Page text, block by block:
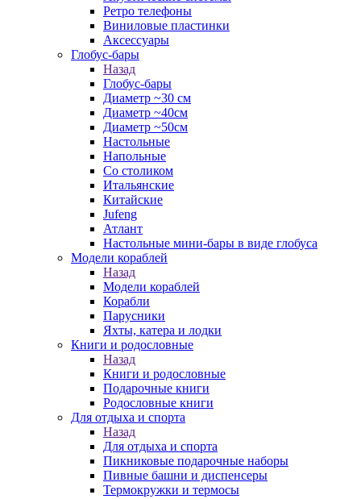
Ретро телефоны
Виниловые пластинки
Аксессуары
Глобус-бары
Назад
Глобус-бары
Диаметр ~30 см
Диаметр ~40см
Диаметр ~50см
Настольные
Напольные
Со столиком
Итальянские
Китайские
Jufeng
Атлант
Настольные мини-бары в виде глобуса
Модели кораблей
Назад
Модели кораблей
Корабли
Парусники
Яхты, катера и лодки
Книги и родословные
Назад
Книги и родословные
Подарочные книги
Родословные книги
Для отдыха и спорта
Назад
Для отдыха и спорта
Пикниковые подарочные наборы
Пивные башни и диспенсеры
Термокружки и термосы